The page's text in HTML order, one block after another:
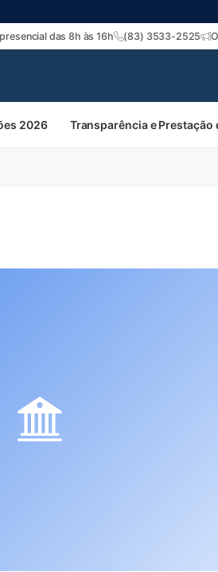
das 8h às 16h (83) 3533-2525
2026 Transparência e Prestação